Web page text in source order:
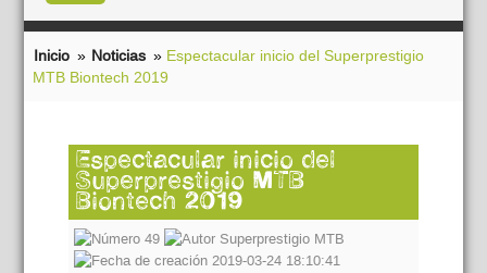
Inicio » Noticias » Espectacular inicio del Superprestigio
MTB Biontech 2019
Espectacular inicio del
Superprestigio MTB
Biontech 2019
49
Superprestigio MTB
2019-03-24 18:10:41